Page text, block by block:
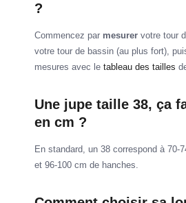
?
Commencez par mesurer votre tour
votre tour de bassin (au plus fort),
mesures avec le tableau des tailles
Une jupe taille 38, ça
en cm ?
En standard, un 38 correspond à 70-
et 96-100 cm de hanches.